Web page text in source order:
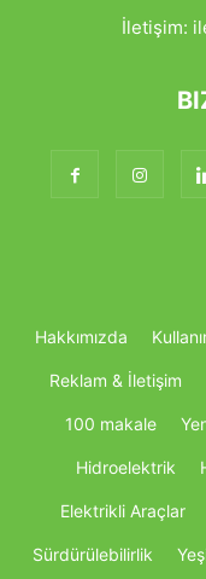
İletişim:
Hakkımızda
Reklam & İletişim
100 makale
Hidroelektrik
Elektrikli Araçlar
Sürdürülebilirlik